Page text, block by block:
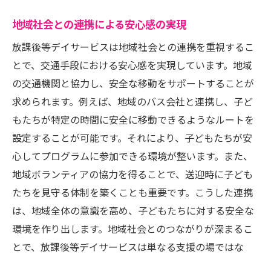
地域社会との連携による安心感の実現
放課後等デイサービスは地域社会との連携を重視するこ
とで、交通手段における安心感を実現しています。地域
の交通機関と協力し、安全な移動をサポートすることが
求められます。例えば、地域のバス会社と連携し、子ど
もたちが特定の時間に安全に移動できるようなルートを
設定することが可能です。それにより、子どもたちが安
心してプログラムに参加できる環境が整います。また、
地域ボランティアの協力を得ることで、送迎時に子ども
たちを見守る体制を築くことも重要です。こうした連携
は、地域全体の意識を高め、子どもたちに対する安全な
環境を作り出します。地域社会とのつながりが深まるこ
とで、放課後等デイサービスは単なる支援の場ではな